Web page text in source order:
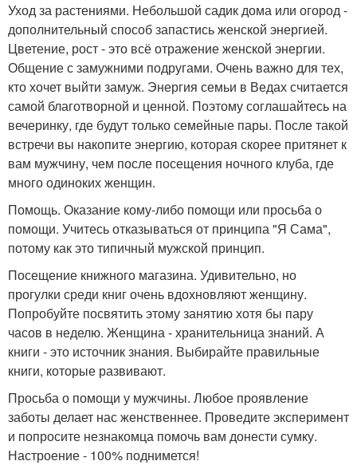
Уход за растениями. Небольшой садик дома или огород -
дополнительный способ запастись женской энергией.
Цветение, рост - это всё отражение женской энергии.
Общение с замужними подругами. Очень важно для тех,
кто хочет выйти замуж. Энергия семьи в Ведах считается
самой благотворной и ценной. Поэтому соглашайтесь на
вечеринку, где будут только семейные пары. После такой
встречи вы накопите энергию, которая скорее притянет к
вам мужчину, чем после посещения ночного клуба, где
много одиноких женщин.
Помощь. Оказание кому-либо помощи или просьба о
помощи. Учитесь отказываться от принципа "Я Сама",
потому как это типичный мужской принцип.
Посещение книжного магазина. Удивительно, но
прогулки среди книг очень вдохновляют женщину.
Попробуйте посвятить этому занятию хотя бы пару
часов в неделю. Женщина - хранительница знаний. А
книги - это источник знания. Выбирайте правильные
книги, которые развивают.
Просьба о помощи у мужчины. Любое проявление
заботы делает нас женственнее. Проведите эксперимент
и попросите незнакомца помочь вам донести сумку.
Настроение - 100% поднимется!